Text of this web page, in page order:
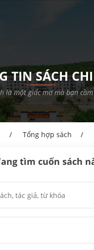
TIN SÁCH
là một giấc mơ mà bạn
Tổng hợp sách
tìm cuốn sách